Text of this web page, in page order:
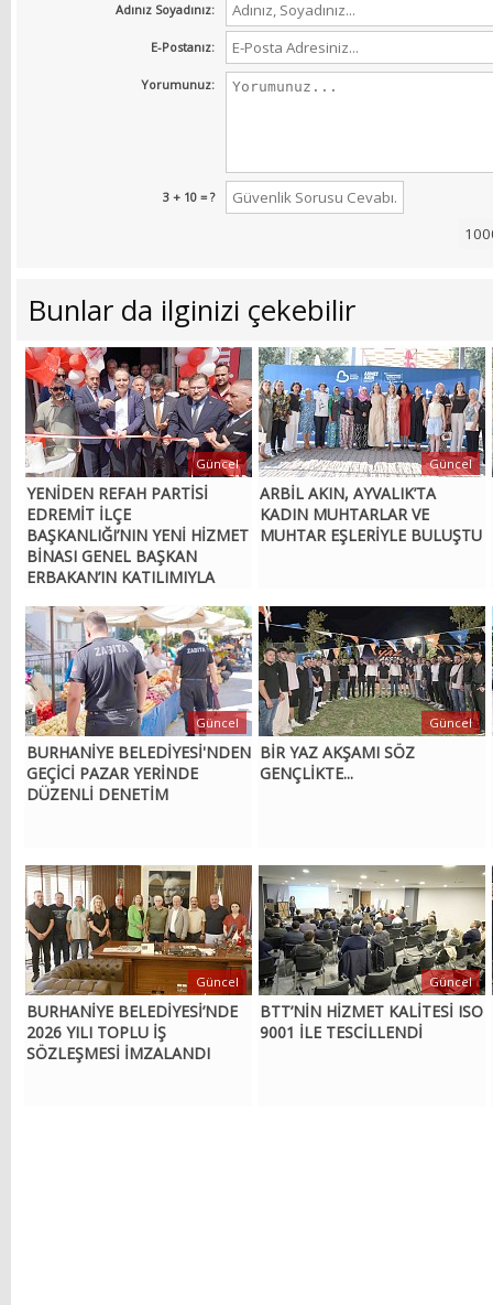
Adınız Soyadınız:
E-Postanız:
Yorumunuz:
3 + 10 = ?
Bunlar da ilginizi çekebilir
YENİDEN REFAH PARTİSİ
EDREMİT İLÇE
BAŞKANLIĞI’NIN YENİ HİZMET
BİNASI GENEL BAŞKAN
ERBAKAN’IN KATILIMIYLA
Güncel
ARBİL AKIN, AYVALIK’TA
KADIN MUHTARLAR VE
MUHTAR EŞLERİYLE BULUŞTU
Güncel
BURHANİYE BELEDİYESİ'NDEN
GEÇİCİ PAZAR YERİNDE
DÜZENLİ DENETİM
Güncel
BİR YAZ AKŞAMI SÖZ
GENÇLİKTE...
Güncel
BURHANİYE BELEDİYESİ’NDE
2026 YILI TOPLU İŞ
SÖZLEŞMESİ İMZALANDI
Güncel
BTT’NİN HİZMET KALİTESİ ISO
9001 İLE TESCİLLENDİ
Güncel